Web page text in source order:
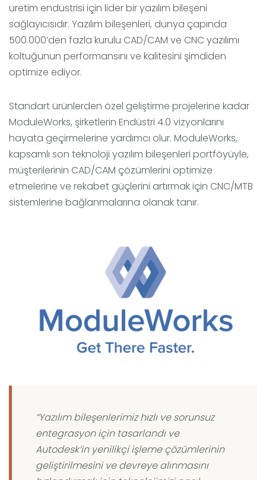
üretim endüstrisi için lider bir yazılım bileşeni
sağlayıcısıdır. Yazılım bileşenleri, dünya çapında
500.000’den fazla kurulu CAD/CAM ve CNC yazılımı
koltuğunun performansını ve kalitesini şimdiden
optimize ediyor.
Standart ürünlerden özel geliştirme projelerine kadar
ModuleWorks, şirketlerin Endüstri 4.0 vizyonlarını
hayata geçirmelerine yardımcı olur. ModuleWorks,
kapsamlı son teknoloji yazılım bileşenleri portföyüyle,
müşterilerinin CAD/CAM çözümlerini optimize
etmelerine ve rekabet güçlerini artırmak için CNC/MTB
sistemlerine bağlanmalarına olanak tanır.
“Yazılım bileşenlerimiz hızlı ve sorunsuz
entegrasyon için tasarlandı ve
Autodesk’in yenilikçi işleme çözümlerinin
geliştirilmesini ve devreye alınmasını